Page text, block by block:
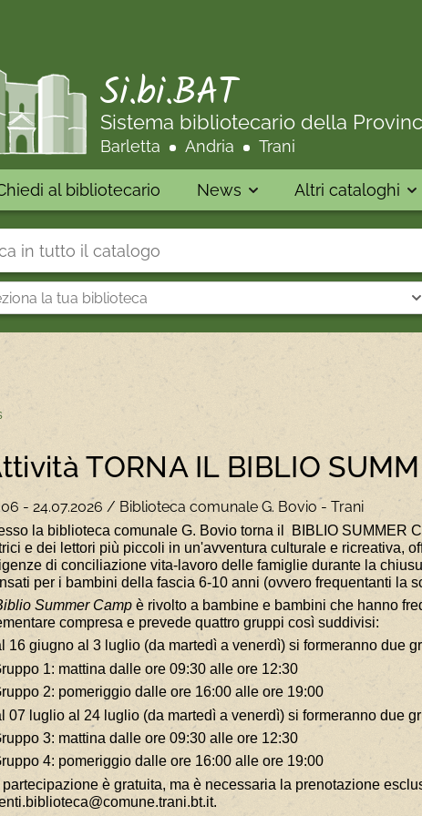
Si.bi.BAT
Sistema bibliotecario della
Barletta Andria Trani
al bibliotecario News Altri cataloghi
"Catalogo"
TORNA IL BIBLIO
- 24.07.2026 / Biblioteca comunale G. Bovio - Trani
la biblioteca comunale G. Bovio torna il
BIBLIO SUMMER
e dei lettori più piccoli in un'avventura culturale e ricreativa,
di conciliazione vita-lavoro delle famiglie durante la
per i bambini della fascia 6-10 anni (ovvero frequentanti la
Summer Camp è rivolto a bambine e bambini che hanno
compresa e prevede quattro gruppi così suddivisi:
16 giugno al 3 luglio (da martedì a venerdì) si formeranno due
1: mattina dalle ore 09:30 alle ore 12:30
2: pomeriggio dalle ore 16:00 alle ore 19:00
07 luglio al 24 luglio (da martedì a venerdì) si formeranno due
3: mattina dalle ore 09:30 alle ore 12:30
4: pomeriggio dalle ore 16:00 alle ore 19:00
partecipazione è gratuita, ma è necessaria la prenotazione